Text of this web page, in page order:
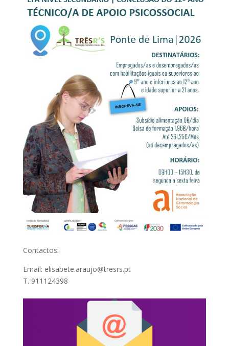
Contactos:
Email: elisabete.araujo@tresrs.pt
T. 911124398